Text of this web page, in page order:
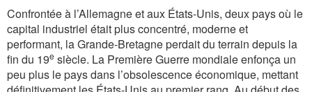
Confrontée à l’Allemagne et aux États-Unis, deux pays où le
capital industriel était plus concentré, moderne et
performant, la Grande-Bretagne perdait du terrain depuis la
fin du 19e siècle. La Première Guerre mondiale enfonça un
peu plus le pays dans l’obsolescence économique, mettant